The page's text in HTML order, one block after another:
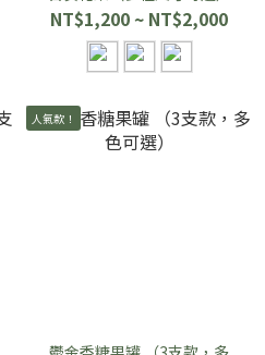
NT$1,200 ~ NT$2,000
人氣款！